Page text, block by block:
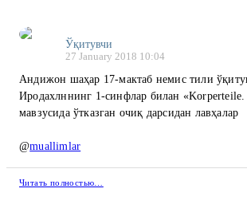
Ўқитувчи
27 January 2018 10:04
Андижон шаҳар 17-мактаб немис тили
Иродахлннинг 1-синфлар билан «Korperteile.
мавзусида ўтказган очиқ дарсидан лавҳалар
@muallimlar
Читать полностью…